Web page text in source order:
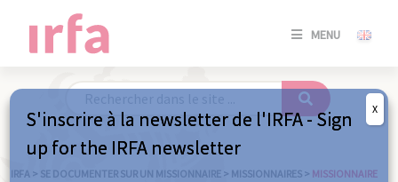
MENU
SE
/
IRFA > SE DOCUMENTER SUR UN MISSIONNAIRE > MISSIONNAIRES > MISSIONNAIRE
S'inscrire à la newsletter de l'IRFA - Sign
up for the IRFA newsletter
X